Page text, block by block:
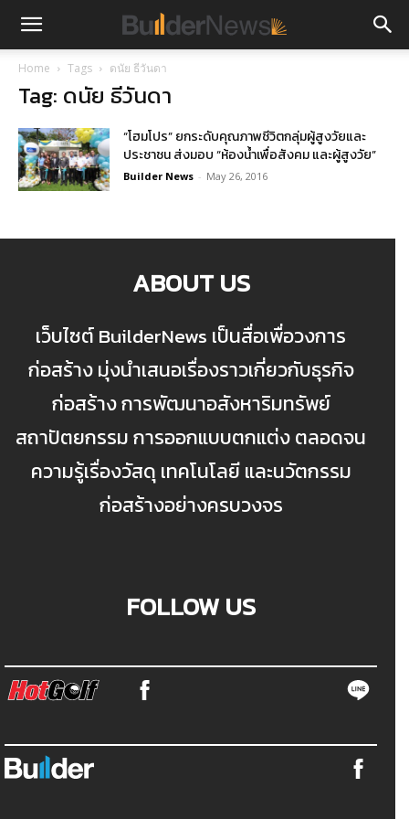
Home Tags ดนัย ธีวันดา
Tag: ดนัย ธีวันดา
“โฮมโปร” ยกระดับคุณภาพชีวิตกลุ่มผู้สูงวัยและ
ประชาชน ส่งมอบ “ห้องน้ำเพื่อสังคม และผู้สูงวัย”
Builder News - May 26, 2016
ABOUT US
เว็บไซต์ BuilderNews เป็นสื่อเพื่อวงการ
ก่อสร้าง มุ่งนำเสนอเรื่องราวเกี่ยวกับธุรกิจ
ก่อสร้าง การพัฒนาอสังหาริมทรัพย์
สถาปัตยกรรม การออกแบบตกแต่ง ตลอดจน
ความรู้เรื่องวัสดุ เทคโนโลยี และนวัตกรรม
ก่อสร้างอย่างครบวงจร
FOLLOW US